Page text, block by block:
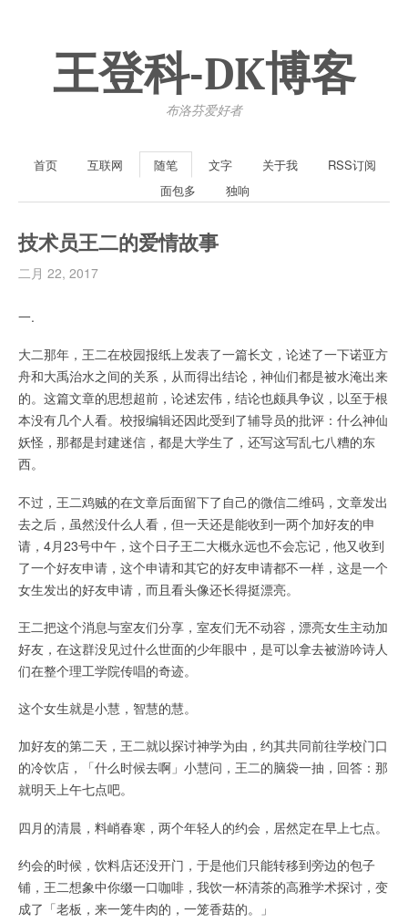
王登科-DK博客
布洛芬爱好者
首页 互联网 随笔 文字 关于我
RSS订阅
面包多
独响
技术员王二的爱情故事
二月 22, 2017
一.
大二那年，王二在校园报纸上发表了一篇长文，论述了一下诺亚方
舟和大禹治水之间的关系，从而得出结论，神仙们都是被水淹出来
的。这篇文章的思想超前，论述宏伟，结论也颇具争议，以至于根
本没有几个人看。校报编辑还因此受到了辅导员的批评：什么神仙
妖怪，那都是封建迷信，都是大学生了，还写这写乱七八糟的东
西。
不过，王二鸡贼的在文章后面留下了自己的微信二维码，文章发出
去之后，虽然没什么人看，但一天还是能收到一两个加好友的申
请，4月23号中午，这个日子王二大概永远也不会忘记，他又收到
了一个好友申请，这个申请和其它的好友申请都不一样，这是一个
女生发出的好友申请，而且看头像还长得挺漂亮。
王二把这个消息与室友们分享，室友们无不动容，漂亮女生主动加
好友，在这群没见过什么世面的少年眼中，是可以拿去被游吟诗人
们在整个理工学院传唱的奇迹。
这个女生就是小慧，智慧的慧。
加好友的第二天，王二就以探讨神学为由，约其共同前往学校门口
的冷饮店，「什么时候去啊」小慧问，王二的脑袋一抽，回答：那
就明天上午七点吧。
四月的清晨，料峭春寒，两个年轻人的约会，居然定在早上七点。
约会的时候，饮料店还没开门，于是他们只能转移到旁边的包子
铺，王二想象中你缀一口咖啡，我饮一杯清茶的高雅学术探讨，变
成了「老板，来一笼牛肉的，一笼香菇的。」